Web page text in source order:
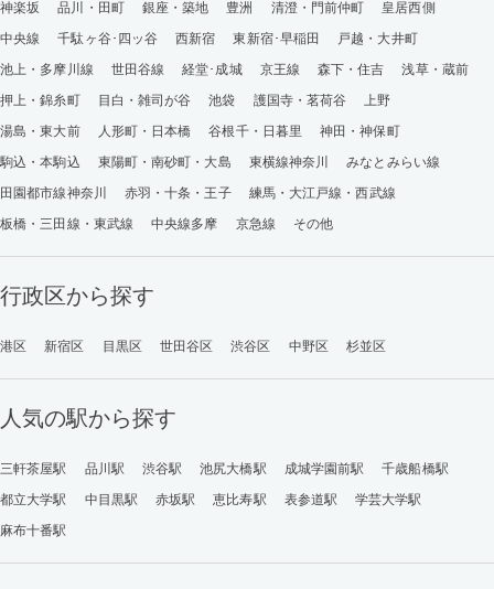
神楽坂
品川・田町 銀座・築地 豊洲 清澄・門前仲町
皇居西側
中央線
千駄ヶ谷･四ッ谷 西新宿 東新宿･早稲田
戸越・大井町
池上・多摩川線
世田谷線 経堂･成城 京王線 森下・住吉
浅草・蔵前
押上・錦糸町
目白・雑司が谷 池袋 護国寺・茗荷谷
上野
湯島・東大前
人形町・日本橋 谷根千・日暮里
神田・神保町
駒込・本駒込
東陽町・南砂町・大島 東横線神奈川
みなとみらい線
田園都市線神奈川
赤羽・十条・王子
練馬・大江戸線・西武線
板橋・三田線・東武線
中央線多摩 京急線 その他
行政区から探す
港区 新宿区 目黒区 世田谷区 渋谷区 中野区 杉並区
人気の駅から探す
三軒茶屋駅 品川駅 渋谷駅 池尻大橋駅 成城学園前駅
千歳船橋駅
都立大学駅
中目黒駅 赤坂駅 恵比寿駅 表参道駅
学芸大学駅
麻布十番駅